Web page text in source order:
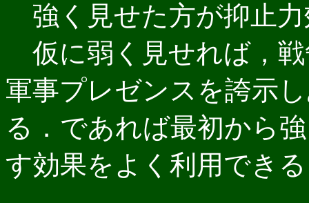
強く見せた方が抑止力
仮に弱く見せれば，
軍事プレゼンスを誇示
る．であれば最初から
す効果をよく利用でき